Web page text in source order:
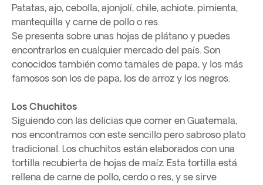
Patatas, ajo, cebolla, ajonjolí, chile, achiote, pimienta,
mantequilla y carne de pollo o res.
Se presenta sobre unas hojas de plátano y puedes
encontrarlos en cualquier mercado del país. Son
conocidos también como tamales de papa, y los más
famosos son los de papa, los de arroz y los negros.
Los Chuchitos
Siguiendo con las delicias que comer en Guatemala,
nos encontramos con este sencillo pero sabroso plato
tradicional. Los chuchitos están elaborados con una
tortilla recubierta de hojas de maíz. Esta tortilla está
rellena de carne de pollo, cerdo o res, y se sirve